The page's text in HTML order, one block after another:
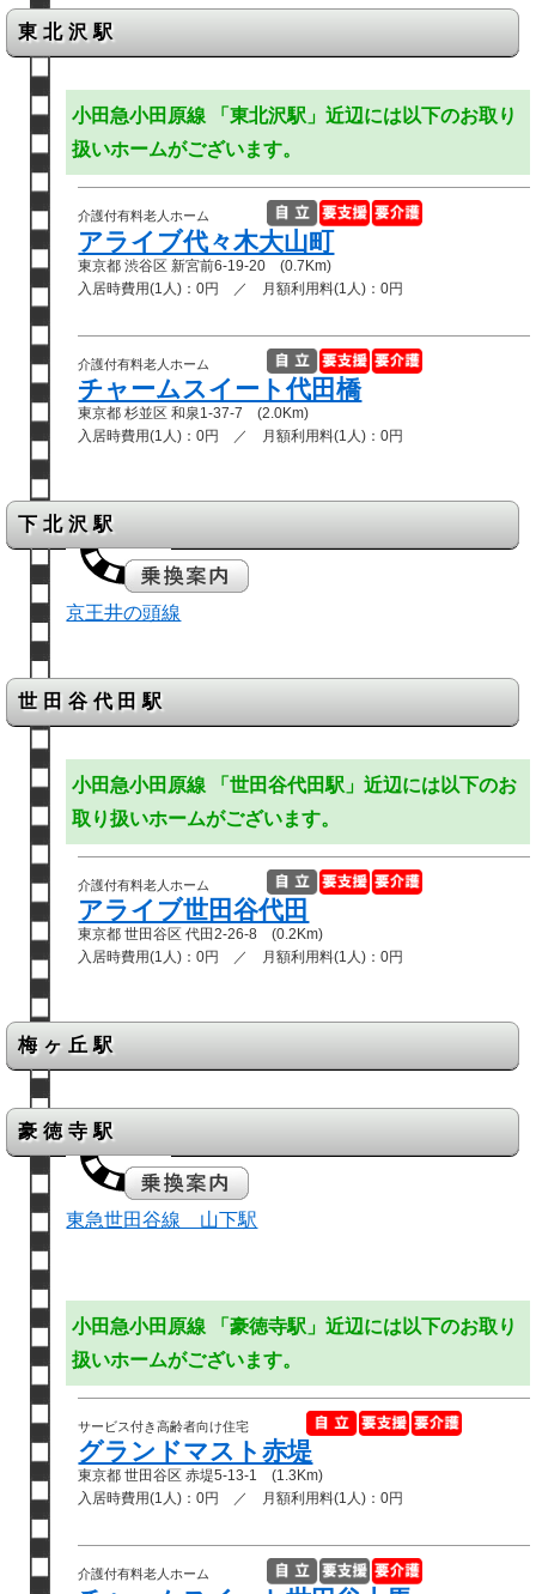
東北沢駅
小田急小田原線 「東北沢駅」近辺には以下のお取り
扱いホームがございます。
介護付有料老人ホーム
アライブ代々木大山町
東京都 渋谷区 新宮前6-19-20 (0.7Km)
入居時費用(1人)：0円 ／ 月額利用料(1人)：0円
介護付有料老人ホーム
チャームスイート代田橋
東京都 杉並区 和泉1-37-7 (2.0Km)
入居時費用(1人)：0円 ／ 月額利用料(1人)：0円
下北沢駅
京王井の頭線
世田谷代田駅
小田急小田原線 「世田谷代田駅」近辺には以下のお
取り扱いホームがございます。
介護付有料老人ホーム
アライブ世田谷代田
東京都 世田谷区 代田2-26-8 (0.2Km)
入居時費用(1人)：0円 ／ 月額利用料(1人)：0円
梅ヶ丘駅
豪徳寺駅
東急世田谷線 山下駅
小田急小田原線 「豪徳寺駅」近辺には以下のお取り
扱いホームがございます。
サービス付き高齢者向け住宅
グランドマスト赤堤
東京都 世田谷区 赤堤5-13-1 (1.3Km)
入居時費用(1人)：0円 ／ 月額利用料(1人)：0円
介護付有料老人ホーム